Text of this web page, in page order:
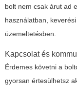
bolt nem csak árut ad
használatban,
üzemeltetésben.
Kapcsolat és
Érdemes követni a
gyorsan értesülhetsz